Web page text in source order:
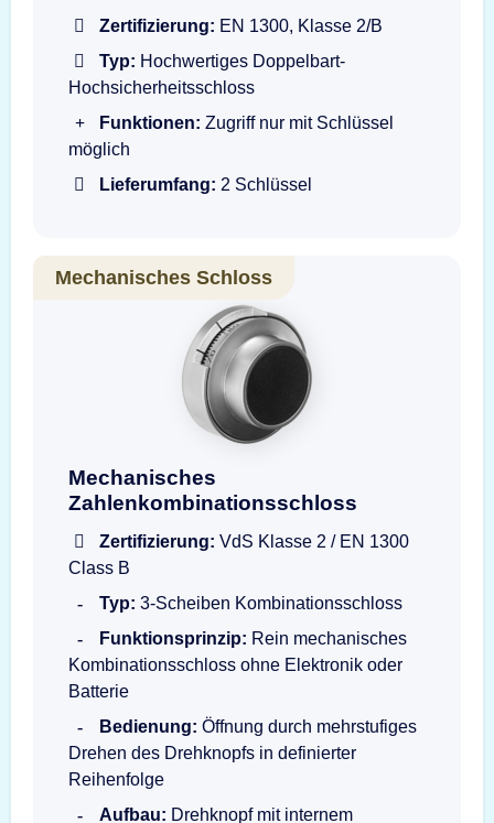
Zertifizierung: EN 1300, Klasse 2/B
Typ: Hochwertiges Doppelbart-
Hochsicherheitsschloss
Funktionen: Zugriff nur mit Schlüssel
möglich
Lieferumfang: 2 Schlüssel
Mechanisches Schloss
Mechanisches Zahlenkombinationsschloss
Mechanisches
Zahlenkombinationsschloss
Zertifizierung: VdS Klasse 2 / EN 1300
Class B
Typ: 3-Scheiben Kombinationsschloss
Funktionsprinzip: Rein mechanisches
Kombinationsschloss ohne Elektronik oder
Batterie
Bedienung: Öffnung durch mehrstufiges
Drehen des Drehknopfs in definierter
Reihenfolge
Aufbau: Drehknopf mit internem